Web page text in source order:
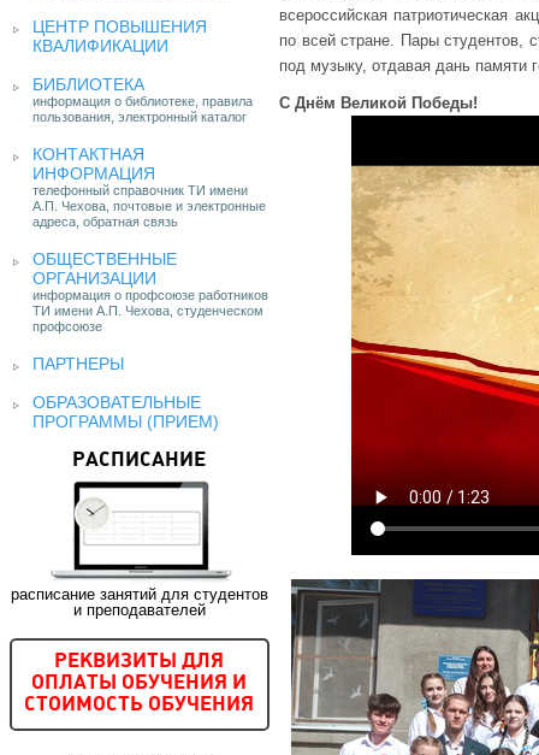
ЦЕНТР ПОВЫШЕНИЯ
КВАЛИФИКАЦИИ
БИБЛИОТЕКА
информация о библиотеке, правила
пользования, электронный каталог
КОНТАКТНАЯ
ИНФОРМАЦИЯ
телефонный справочник ТИ имени
А.П. Чехова, почтовые и электронные
адреса, обратная связь
ОБЩЕСТВЕННЫЕ
ОРГАНИЗАЦИИ
информация о профсоюзе работников
ТИ имени А.П. Чехова, студенческом
профсоюзе
ПАРТНЕРЫ
ОБРАЗОВАТЕЛЬНЫЕ
ПРОГРАММЫ (ПРИЕМ)
РАСПИСАНИЕ
расписание занятий для студентов
и преподавателей
РЕКВИЗИТЫ ДЛЯ
ОПЛАТЫ ОБУЧЕНИЯ И
СТОИМОСТЬ ОБУЧЕНИЯ
всероссийская патриотическая
по всей стране. Пары студентов,
под музыку, отдавая дань памяти
С Днём Великой Победы!